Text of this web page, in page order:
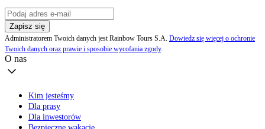
Zapisz się
Administratorem Twoich danych jest Rainbow Tours S.A. Dowiedz się więcej o ochronie
Twoich danych oraz prawie i sposobie wycofania zgody.
O nas
Kim jesteśmy
Dla prasy
Dla inwestorów